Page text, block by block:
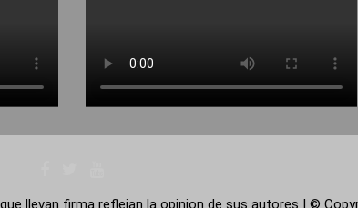
llevan firma reflejan la opinion de sus autores | ©